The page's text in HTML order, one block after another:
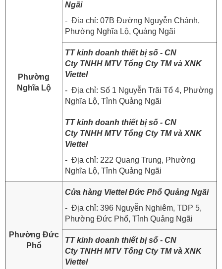
Phường
Nghĩa Lộ
Ngãi
- Địa chỉ: 07B Đường Nguyễn Chánh,
Phường Nghĩa Lộ, Quảng Ngãi
TT kinh doanh thiết bị số - CN
Cty TNHH MTV Tổng Cty TM và XNK
Viettel
- Địa chỉ: Số 1 Nguyễn Trãi Tổ 4, Phường
Nghĩa Lộ, Tỉnh Quảng Ngãi
TT kinh doanh thiết bị số - CN
Cty TNHH MTV Tổng Cty TM và XNK
Viettel
- Địa chỉ: 222 Quang Trung, Phường
Nghĩa Lộ, Tỉnh Quảng Ngãi
Phường Đức
Phổ
Cửa hàng Viettel Đức Phổ Quảng Ngãi
- Địa chỉ: 396 Nguyễn Nghiêm, TDP 5,
Phường Đức Phổ, Tỉnh Quảng Ngãi
TT kinh doanh thiết bị số - CN
Cty TNHH MTV Tổng Cty TM và XNK
Viettel